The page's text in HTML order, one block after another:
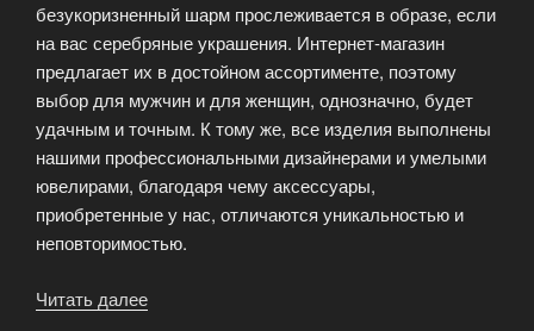
безукоризненный шарм прослеживается в образе, если
на вас серебряные украшения. Интернет-магазин
предлагает их в достойном ассортименте, поэтому
выбор для мужчин и для женщин, однозначно, будет
удачным и точным. К тому же, все изделия выполнены
нашими профессиональными дизайнерами и умелыми
ювелирами, благодаря чему аксессуары,
приобретенные у нас, отличаются уникальностью и
неповторимостью.
Читать далее